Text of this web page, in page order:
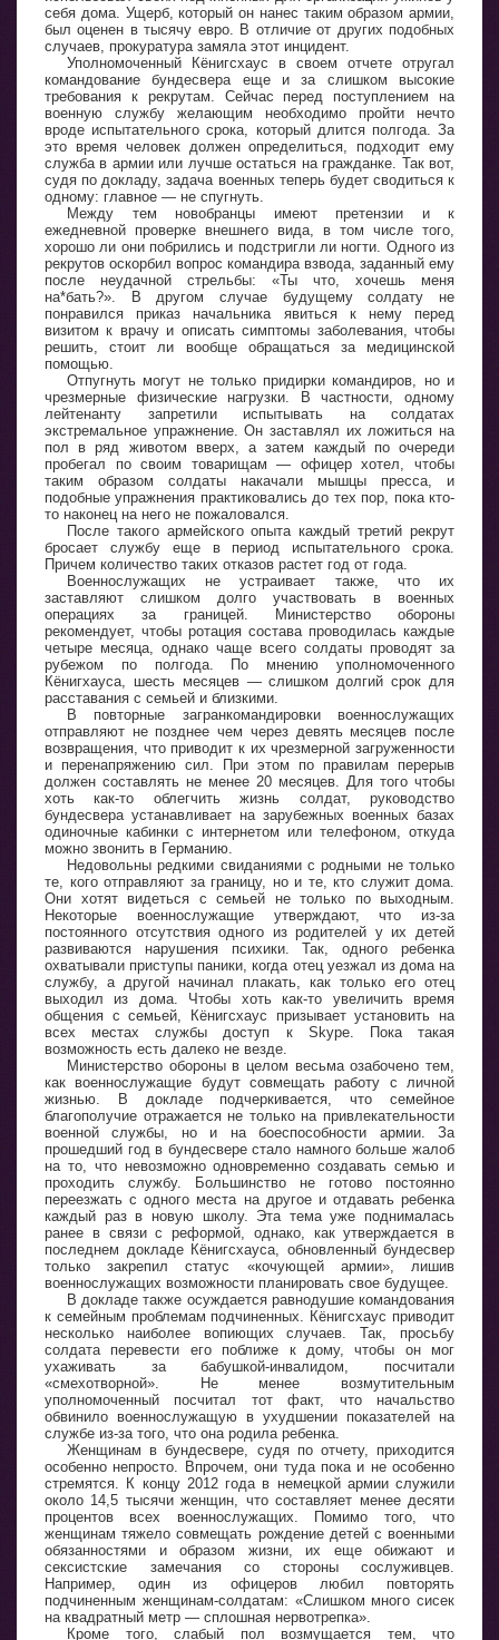
себя дома. Ущерб, который он нанес таким образом армии,
был оценен в тысячу евро. В отличие от других подобных
случаев, прокуратура замяла этот инцидент.
Уполномоченный Кёнигсхаус в своем отчете отругал
командование бундесвера еще и за слишком высокие
требования к рекрутам. Сейчас перед поступлением на
военную службу желающим необходимо пройти нечто
вроде испытательного срока, который длится полгода. За
это время человек должен определиться, подходит ему
служба в армии или лучше остаться на гражданке. Так вот,
судя по докладу, задача военных теперь будет сводиться к
одному: главное — не спугнуть.
Между тем новобранцы имеют претензии и к
ежедневной проверке внешнего вида, в том числе того,
хорошо ли они побрились и подстригли ли ногти. Одного из
рекрутов оскорбил вопрос командира взвода, заданный ему
после неудачной стрельбы: «Ты что, хочешь меня
на*бать?». В другом случае будущему солдату не
понравился приказ начальника явиться к нему перед
визитом к врачу и описать симптомы заболевания, чтобы
решить, стоит ли вообще обращаться за медицинской
помощью.
Отпугнуть могут не только придирки командиров, но и
чрезмерные физические нагрузки. В частности, одному
лейтенанту запретили испытывать на солдатах
экстремальное упражнение. Он заставлял их ложиться на
пол в ряд животом вверх, а затем каждый по очереди
пробегал по своим товарищам — офицер хотел, чтобы
таким образом солдаты накачали мышцы пресса, и
подобные упражнения практиковались до тех пор, пока кто-
то наконец на него не пожаловался.
После такого армейского опыта каждый третий рекрут
бросает службу еще в период испытательного срока.
Причем количество таких отказов растет год от года.
Военнослужащих не устраивает также, что их
заставляют слишком долго участвовать в военных
операциях за границей. Министерство обороны
рекомендует, чтобы ротация состава проводилась каждые
четыре месяца, однако чаще всего солдаты проводят за
рубежом по полгода. По мнению уполномоченного
Кёнигхауса, шесть месяцев — слишком долгий срок для
расставания с семьей и близкими.
В повторные загранкомандировки военнослужащих
отправляют не позднее чем через девять месяцев после
возвращения, что приводит к их чрезмерной загруженности
и перенапряжению сил. При этом по правилам перерыв
должен составлять не менее 20 месяцев. Для того чтобы
хоть как-то облегчить жизнь солдат, руководство
бундесвера устанавливает на зарубежных военных базах
одиночные кабинки с интернетом или телефоном, откуда
можно звонить в Германию.
Недовольны редкими свиданиями с родными не только
те, кого отправляют за границу, но и те, кто служит дома.
Они хотят видеться с семьей не только по выходным.
Некоторые военнослужащие утверждают, что из-за
постоянного отсутствия одного из родителей у их детей
развиваются нарушения психики. Так, одного ребенка
охватывали приступы паники, когда отец уезжал из дома на
службу, а другой начинал плакать, как только его отец
выходил из дома. Чтобы хоть как-то увеличить время
общения с семьей, Кёнигсхаус призывает установить на
всех местах службы доступ к Skype. Пока такая
возможность есть далеко не везде.
Министерство обороны в целом весьма озабочено тем,
как военнослужащие будут совмещать работу с личной
жизнью. В докладе подчеркивается, что семейное
благополучие отражается не только на привлекательности
военной службы, но и на боеспособности армии. За
прошедший год в бундесвере стало намного больше жалоб
на то, что невозможно одновременно создавать семью и
проходить службу. Большинство не готово постоянно
переезжать с одного места на другое и отдавать ребенка
каждый раз в новую школу. Эта тема уже поднималась
ранее в связи с реформой, однако, как утверждается в
последнем докладе Кёнигсхауса, обновленный бундесвер
только закрепил статус «кочующей армии», лишив
военнослужащих возможности планировать свое будущее.
В докладе также осуждается равнодушие командования
к семейным проблемам подчиненных. Кёнигсхаус приводит
несколько наиболее вопиющих случаев. Так, просьбу
солдата перевести его поближе к дому, чтобы он мог
ухаживать за бабушкой-инвалидом, посчитали
«смехотворной». Не менее возмутительным
уполномоченный посчитал тот факт, что начальство
обвинило военнослужащую в ухудшении показателей на
службе из-за того, что она родила ребенка.
Женщинам в бундесвере, судя по отчету, приходится
особенно непросто. Впрочем, они туда пока и не особенно
стремятся. К концу 2012 года в немецкой армии служили
около 14,5 тысячи женщин, что составляет менее десяти
процентов всех военнослужащих. Помимо того, что
женщинам тяжело совмещать рождение детей с военными
обязанностями и образом жизни, их еще обижают и
сексистские замечания со стороны сослуживцев.
Например, один из офицеров любил повторять
подчиненным женщинам-солдатам: «Слишком много сисек
на квадратный метр — сплошная нервотрепка».
Кроме того, слабый пол возмущается тем, что